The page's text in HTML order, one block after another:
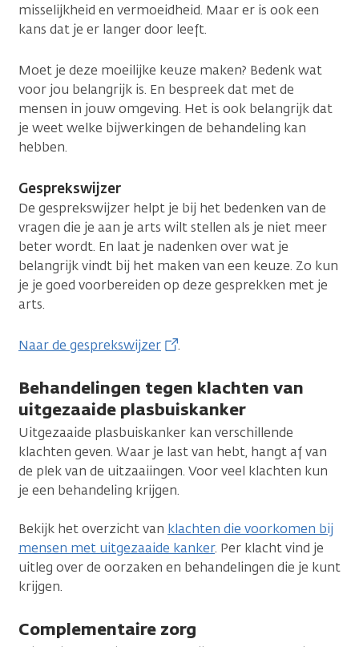
misselijkheid en vermoeidheid. Maar er is ook een
kans dat je er langer door leeft.
Moet je deze moeilijke keuze maken? Bedenk wat
voor jou belangrijk is. En bespreek dat met de
mensen in jouw omgeving. Het is ook belangrijk dat
je weet welke bijwerkingen de behandeling kan
hebben.
Gesprekswijzer
De gesprekswijzer helpt je bij het bedenken van de
vragen die je aan je arts wilt stellen als je niet meer
beter wordt. En laat je nadenken over wat je
belangrijk vindt bij het maken van een keuze. Zo kun
je je goed voorbereiden op deze gesprekken met je
arts.
Naar de gesprekswijzer .
Behandelingen tegen klachten van
uitgezaaide plasbuiskanker
Uitgezaaide plasbuiskanker kan verschillende
klachten geven. Waar je last van hebt, hangt af van
de plek van de uitzaaiingen. Voor veel klachten kun
je een behandeling krijgen.
Bekijk het overzicht van klachten die voorkomen bij
mensen met uitgezaaide kanker. Per klacht vind je
uitleg over de oorzaken en behandelingen die je kunt
krijgen.
Complementaire zorg